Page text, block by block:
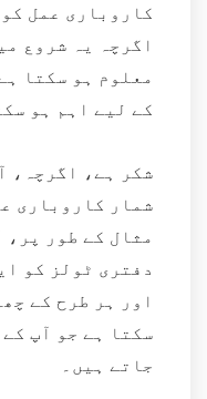
کاروباری عمل
اگرچہ یہ شروع
معلوم ہو سکتا
کے لیے اہم ہو
شکر ہے، اگرچہ،
شمار کاروباری
دفتری ٹولز کو
اور ہر طرح کے
سکتا ہے جو آپ
جاتے ہیں۔